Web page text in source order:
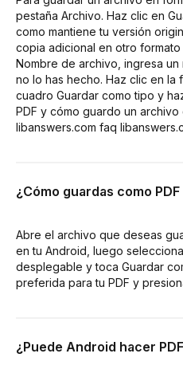
pestaña Archivo. Haz clic en
como mantiene tu versión
copia adicional en otro
Nombre de archivo, ingresa
no lo has hecho. Haz clic en
cuadro Guardar como tipo y
PDF y cómo guardo un archivo
libanswers.com faq
¿Cómo guardas como
Abre el archivo que deseas
en tu Android, luego
desplegable y toca Guardar
preferida para tu PDF y
¿Puede Android hacer